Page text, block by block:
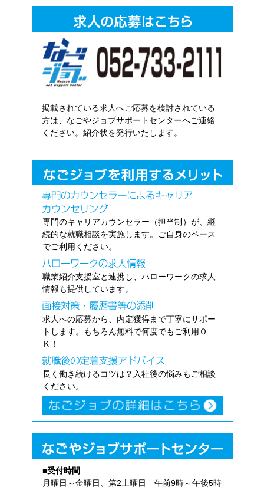
掲載されている求人へご応募を検討されている
方は、なごやジョブサポートセンターへご連絡
ください。紹介状を発行いたします。
専門のキャリアカウンセラー（担当制）が、継
続的な就職相談を実施します。ご自身のペース
でご利用ください。
職業紹介支援室と連携し、ハローワークの求人
情報も提供しています。
求人への応募から、内定獲得まで丁寧にサポー
トします。もちろん無料で何度でもご利用Ｏ
Ｋ！
長く働き続けるコツは？入社後の悩みもご相談
ください。
■受付時間
月曜日～金曜日、第2土曜日 午前9時～午後5時